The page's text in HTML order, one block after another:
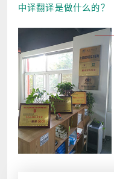
中译翻译是做什么的？